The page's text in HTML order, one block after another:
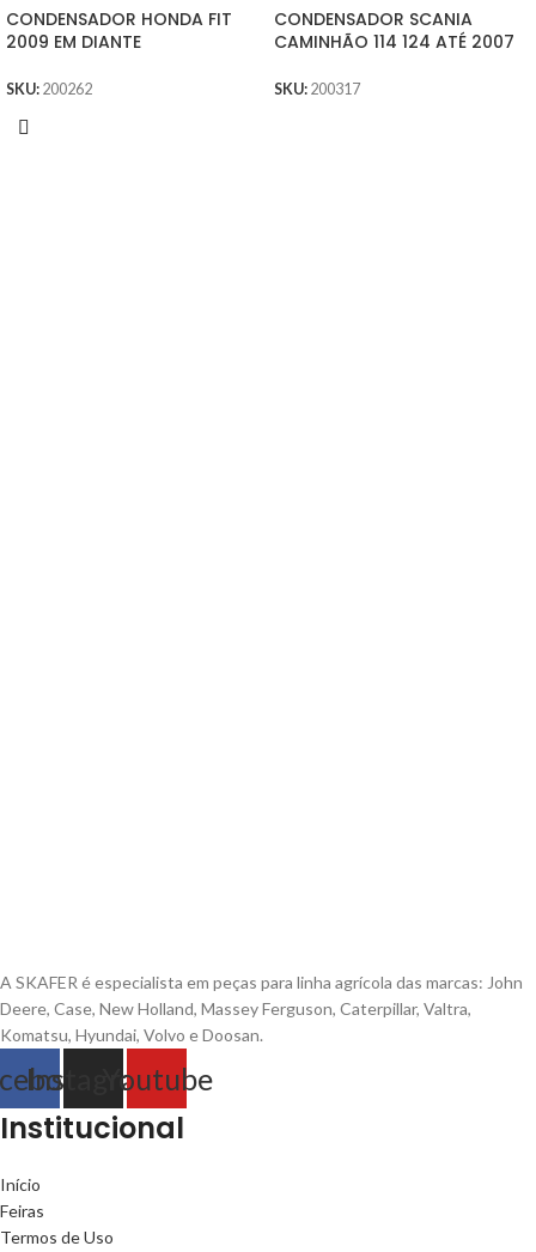
CONDENSADOR HONDA FIT
2009 EM DIANTE
SKU: 200262
CONDENSADOR SCANIA
CAMINHÃO 114 124 ATÉ 2007
SKU: 200317
A SKAFER é especialista em peças para linha agrícola das marcas: John
Deere, Case, New Holland, Massey Ferguson, Caterpillar, Valtra,
Komatsu, Hyundai, Volvo e Doosan.
InstagramYoutube
Institucional
Início
Feiras
Termos de Uso